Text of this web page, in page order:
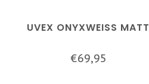
UVEX ONYXWEISS MATT
€69,95